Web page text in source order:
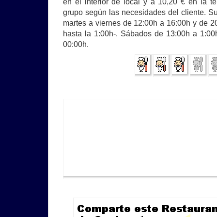
en el interior de local y a 10,20 € en la
grupo según las necesidades del cliente.
martes a viernes de 12:00h a 16:00h y de
hasta la 1:00h-. Sábados de 13:00h a
00:00h.